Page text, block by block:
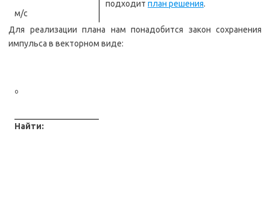
м/с
о
Найти:
подходит план решения.
Для реализации плана нам понадобится закон сохранения
импульса в векторном виде: